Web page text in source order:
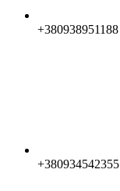
+380938951188
+380934542355